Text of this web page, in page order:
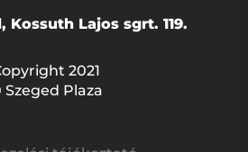
Kossuth Lajos sgrt. 119.
2021
Szeged Plaza